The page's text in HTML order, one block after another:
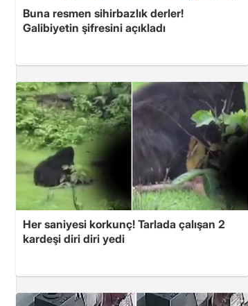
Buna resmen sihirbazlık derler!
Galibiyetin şifresini açıkladı
Her saniyesi korkunç! Tarlada çalışan 2
kardeşi diri diri yedi